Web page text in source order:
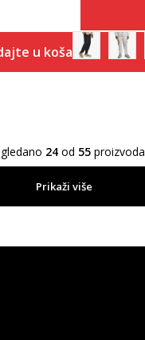
u košaricu
24od 55proizvoda
Prikaži više